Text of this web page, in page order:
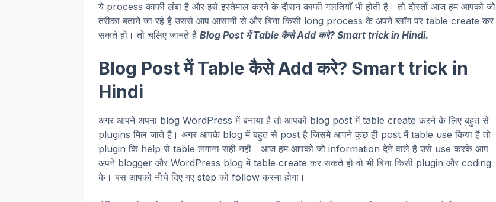
ये process काफी लंबा है और इसे इस्तेमाल करने के दौरान काफी गलतियाँ भी होती है। तो दोस्तों आज हम आपको जो
तरीका बताने जा रहे है उससे आप आसानी से और बिना किसी long process के अपने ब्लॉग पर table create कर
सकते हो। तो चलिए जानते है Blog Post में Table कैसे Add करे? Smart trick in Hindi.
Blog Post में Table कैसे Add करे? Smart trick in
Hindi
अगर आपने अपना blog WordPress में बनाया है तो आपको blog post में table create करने के लिए बहुत से
plugins मिल जाते है। अगर आपके blog में बहुत से post है जिसमे आपने कुछ ही post में table use किया है तो
plugin कि help से table लगाना सही नहीं। आज हम आपको जो information देने वाले है उसे use करके आप
अपने blogger और WordPress blog में table create कर सकते हो वो भी बिना किसी plugin और coding
के। बस आपको नीचे दिए गए step को follow करना होगा।